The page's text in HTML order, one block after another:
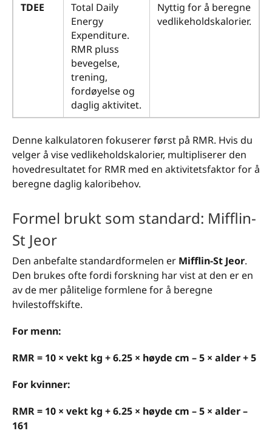
TDEE
Total Daily
Energy
Expenditure.
RMR pluss
bevegelse,
trening,
fordøyelse og
daglig aktivitet.
Nyttig for å beregne
vedlikeholdskalorier.
Denne kalkulatoren fokuserer først på RMR. Hvis du
velger å vise vedlikeholdskalorier, multipliserer den
hovedresultatet for RMR med en aktivitetsfaktor for å
beregne daglig kaloribehov.
Formel brukt som standard: Mifflin-
St Jeor
Den anbefalte standardformelen er Mifflin-St Jeor.
Den brukes ofte fordi forskning har vist at den er en
av de mer pålitelige formlene for å beregne
hvilestoffskifte.
For menn:
RMR = 10 × vekt kg + 6.25 × høyde cm – 5 × alder + 5
For kvinner:
RMR = 10 × vekt kg + 6.25 × høyde cm – 5 × alder –
161